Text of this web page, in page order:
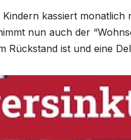
Kindern kassiert
nun auch der
Rückstand ist und eine